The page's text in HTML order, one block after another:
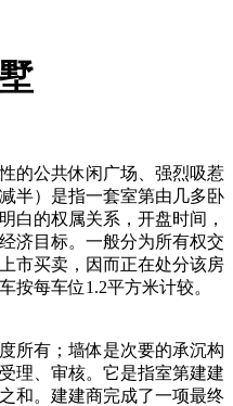
公共休闲广场、强烈吸惹
半）是指一套室第由几多卧
白的权属关系，开盘时间，
济目标。一般分为所有权交
市买卖，因而正在处分该房
按每车位1.2平方米计较。
有；墙体是次要的承沉构
理、审核。它是指室第建建
和。建建商完成了一项最终